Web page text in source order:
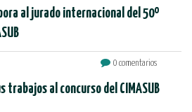
al jurado internacional del 50º
0 comentarios
trabajos al concurso del CIMASUB